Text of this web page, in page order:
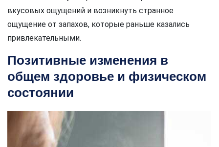
вкусовых ощущений и возникнуть странное
ощущение от запахов, которые раньше казались
привлекательными.
Позитивные изменения в
общем здоровье и физическом
состоянии